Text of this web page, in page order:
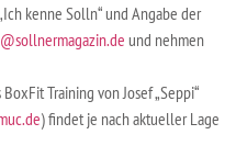
kenne Solln“ und Angabe der
und nehmen
Training von Josef „Seppi“
) findet je nach aktueller Lage